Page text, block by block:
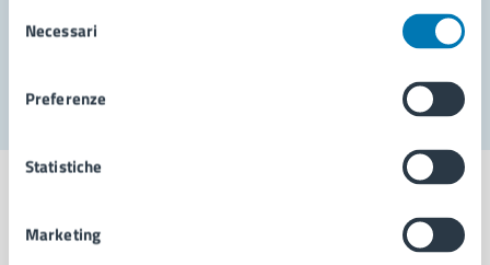
delNecessari
Preferenze
Statistiche
Marketing